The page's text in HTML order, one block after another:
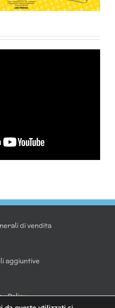
di vendita
aggiuntive
Policy